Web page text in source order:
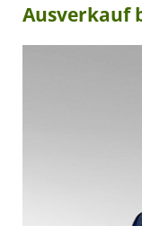
Ausverkauf